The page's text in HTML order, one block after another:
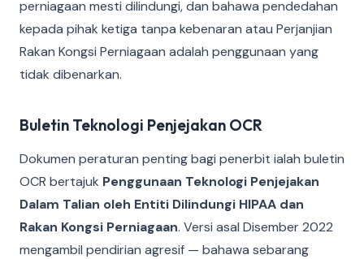
perniagaan mesti dilindungi, dan bahawa pendedahan
kepada pihak ketiga tanpa kebenaran atau Perjanjian
Rakan Kongsi Perniagaan adalah penggunaan yang
tidak dibenarkan.
Buletin Teknologi Penjejakan OCR
Dokumen peraturan penting bagi penerbit ialah buletin
OCR bertajuk Penggunaan Teknologi Penjejakan
Dalam Talian oleh Entiti Dilindungi HIPAA dan
Rakan Kongsi Perniagaan. Versi asal Disember 2022
mengambil pendirian agresif — bahawa sebarang